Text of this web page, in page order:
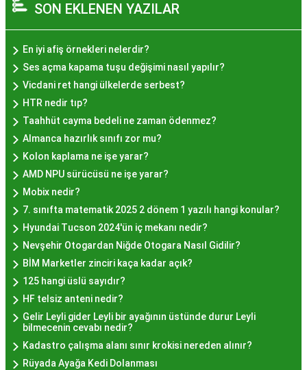
izler bırakan bir tatlıdır. İstanbul'da popüler
olmasının arkasında bu eşsiz lezzetin herkesi
cezbetmesi ve geleneksel dokunuşlarla
hazırlanması yatmaktadır.
Hayır Lokması İstanbul'da
Nerede Bulunur?
pastane, hayır lokması sunmaktadır. Geleneksel
tatları sevenler için Sultanahmet, Eminönü, ve
Eyüp gibi tarihi semtlerdeki lokantalarda Hayır
Lokması deneyimi daha da özel olabilir. Ayrıca,
Beyoğlu, Kadıköy, ve Beşiktaş gibi modern
semtlerde de bu lezzeti bulabilirsiniz.
Hayır Lokması Fiyatları
İstanbul'da Nasıl?
Hayır lokması fiyatları İstanbul genelinde
mekanlara ve sunulan hizmete göre değişiklik
SON EKLENEN YAZILAR
En iyi afiş örnekleri nelerdir?
Ses açma kapama tuşu değişimi nasıl yapılır?
Vicdani ret hangi ülkelerde serbest?
HTR nedir tıp?
Taahhüt cayma bedeli ne zaman ödenmez?
Almanca hazırlık sınıfı zor mu?
Kolon kaplama ne işe yarar?
AMD NPU sürücüsü ne işe yarar?
Mobix nedir?
7. sınıfta matematik 2025 2 dönem 1 yazılı hangi konular?
Hyundai Tucson 2024'ün iç mekanı nedir?
Nevşehir Otogardan Niğde Otogara Nasıl Gidilir?
BİM Marketler zinciri kaça kadar açık?
125 hangi üslü sayıdır?
HF telsiz anteni nedir?
Gelir Leyli gider Leyli bir ayağının üstünde durur Leyli
bilmecenin cevabı nedir?
Kadastro çalışma alanı sınır krokisi nereden alınır?
Rüyada Ayağa Kedi Dolanması